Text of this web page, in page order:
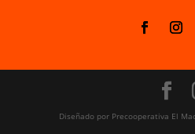
Diseñado por Precooperativa El